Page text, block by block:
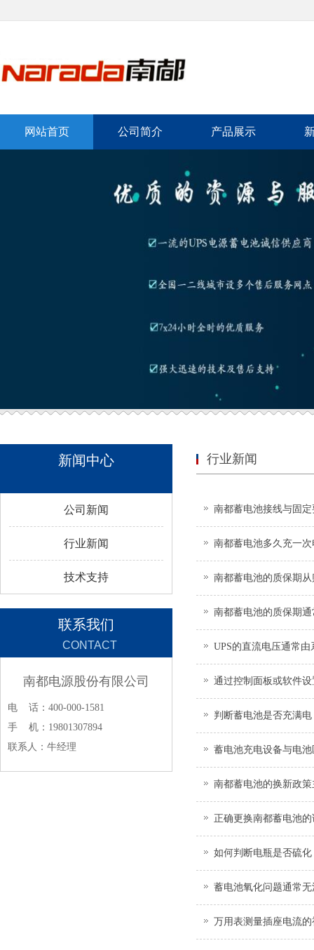
网站首页 公司简介 产品展示
新闻中心
公司新闻
行业新闻
技术支持
联系我们
CONTACT
南都电源股份有限公司
电 话：400-000-1581
手 机：19801307894
联系人：牛经理
行业新闻
南都蓄电池接线与固定
南都蓄电池多久充一
南都蓄电池的质保期
南都蓄电池的质保期
​UPS的直流电压通常
硬件调节实现
通过控制面板或软件
判断蓄电池是否充满
择。
蓄电池充电设备与电池
南都蓄电池的换新政
正确更换南都蓄电池
如何判断电瓶是否硫化
蓄电池氧化问题通常
万用表测量插座电流